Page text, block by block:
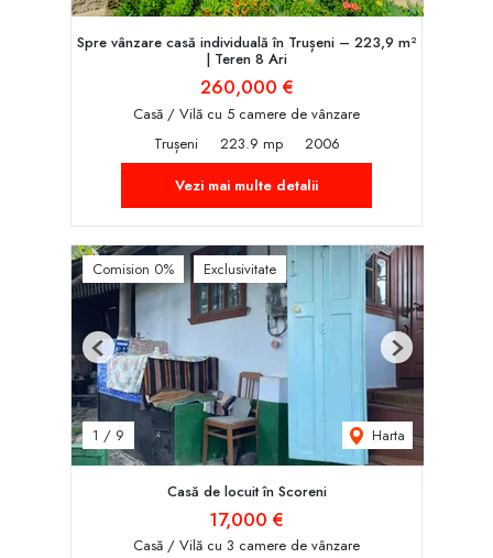
Spre vânzare casă individuală în Trușeni – 223,9 m²
| Teren 8 Ari
260,000 €
Casă / Vilă cu 5 camere de vânzare
Trușeni
223.9 mp
2006
Vezi mai multe detalii
Comision 0% Exclusivitate
1 / 9 Harta
Previous Next
Casă de locuit în Scoreni
17,000 €
Casă / Vilă cu 3 camere de vânzare